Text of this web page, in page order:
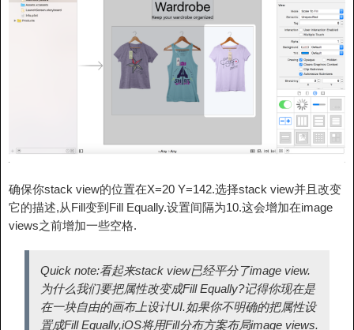
确保你stack view的位置在X=20 Y=142.选择stack view并且改变
它的描述,从Fill变到Fill Equally.设置间隔为10.这会增加在image
views之前增加一些空格.
Quick note:看起来stack view已经平分了image view.
为什么我们要把属性改变成Fill Equally?记得你现在是
在一块自由的画布上设计UI.如果你不明确的把属性设
置成Fill Equally,iOS将用Fill分布方案布局image views.